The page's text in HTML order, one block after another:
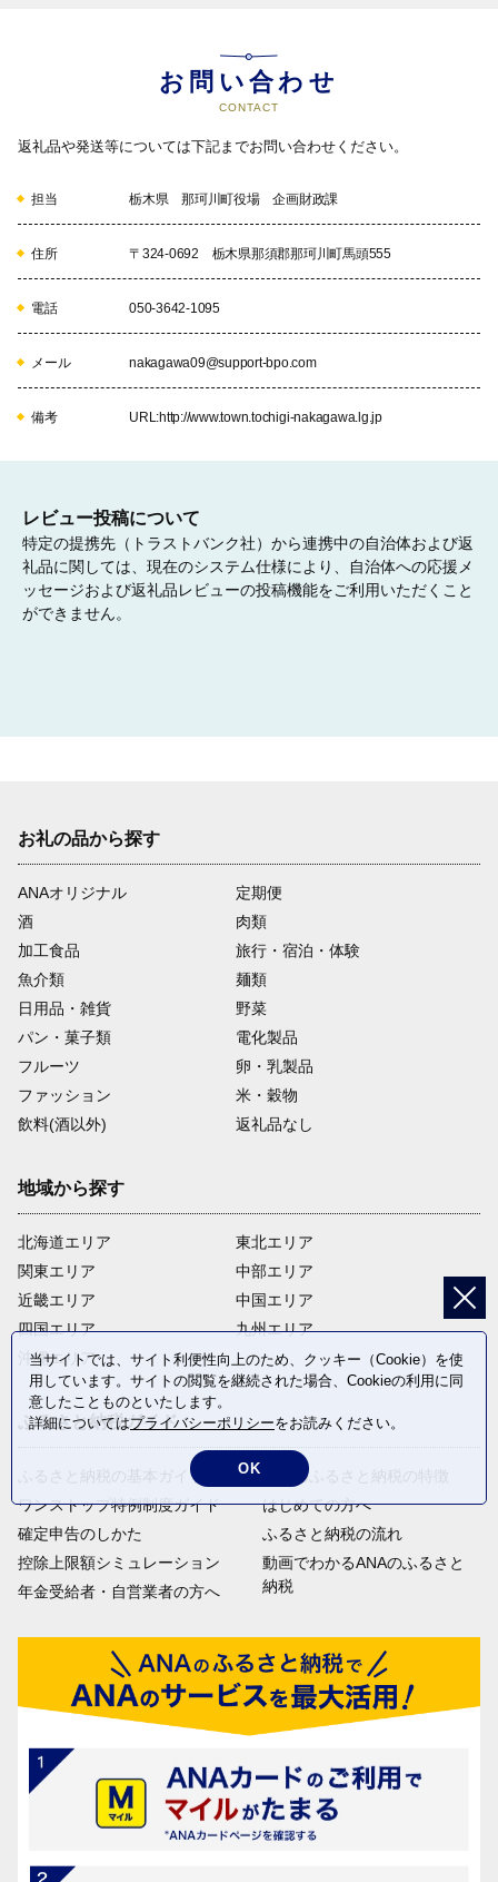
06
６　町長にお任せ
町長にお任せいただき、各種施策に配分させていただきます。
お問い合わせ
CONTACT
返礼品や発送等については下記までお問い合わせください。
担当 栃木県 那珂川町役場 企画財政課
住所 〒324-0692 栃木県那須郡那珂川町馬頭555
電話 050-3642-1095
メール nakagawa09@support-bpo.com
備考 URL:http://www.town.tochigi-nakagawa.lg.jp
レビュー投稿について
特定の提携先（トラストバンク社）から連携中の自治体および返
礼品に関しては、現在のシステム仕様により、自治体への応援メ
ッセージおよび返礼品レビューの投稿機能をご利用いただくこと
ができません。
お礼の品から探す
ANAオリジナル
定期便
酒
肉類
加工食品
旅行・宿泊・体験
魚介類
麺類
日用品・雑貨
野菜
パン・菓子類
電化製品
フルーツ
卵・乳製品
ファッション
米・穀物
飲料(酒以外)
返礼品なし
地域から探す
北海道エリア
関東エリア
近畿エリア
四国エリア
沖縄エリア
東北エリア
中部エリア
中国エリア
九州エリア
ふるさと納税ガイド
ふるさと納税の基本ガイド
ワンストップ特例制度ガイド
確定申告のしかた
控除上限額シミュレーション
年金受給者・自営業者の方へ
ANAのふるさと納税の特徴
はじめての方へ
ふるさと納税の流れ
動画でわかるANAのふるさと
納税
当サイトでは、サイト利便性向上のため、クッキー（Cookie）を使
用しています。サイトの閲覧を継続された場合、Cookieの利用に同
意したことものといたします。
詳細についてはプライバシーポリシーをお読みください。
OK